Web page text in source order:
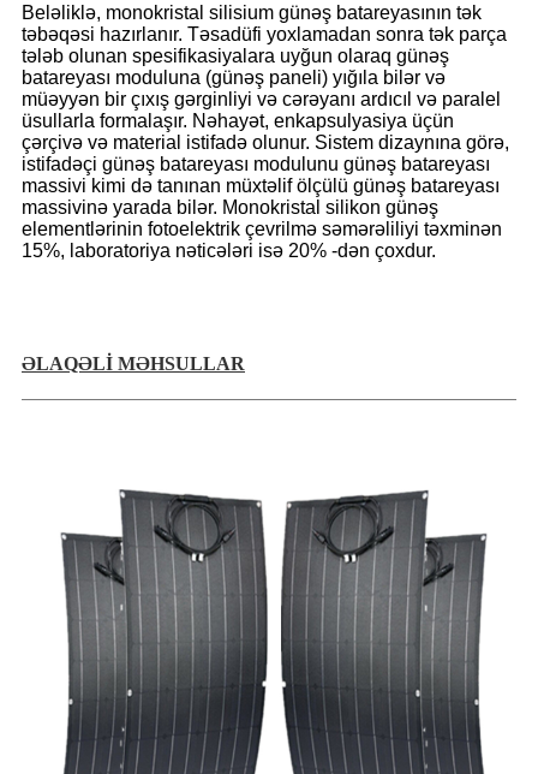
Beləliklə, monokristal silisium günəş batareyasının tək
təbəqəsi hazırlanır. Təsadüfi yoxlamadan sonra tək parça
tələb olunan spesifikasiyalara uyğun olaraq günəş
batareyası moduluna (günəş paneli) yığıla bilər və
müəyyən bir çıxış gərginliyi və cərəyanı ardıcıl və paralel
üsullarla formalaşır. Nəhayət, enkapsulyasiya üçün
çərçivə və material istifadə olunur. Sistem dizaynına görə,
istifadəçi günəş batareyası modulunu günəş batareyası
massivi kimi də tanınan müxtəlif ölçülü günəş batareyası
massivinə yarada bilər. Monokristal silikon günəş
elementlərinin fotoelektrik çevrilmə səmərəliliyi təxminən
15%, laboratoriya nəticələri isə 20% -dən çoxdur.
ƏLAQƏLİ MƏHSULLAR